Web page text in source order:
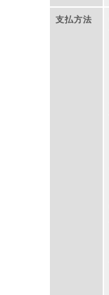
支払方法